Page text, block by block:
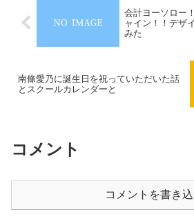
会計ヨーソロー
ャイン！！デザ
みた
南條愛乃に誕生日を祝っていただいた話
とスクールカレンダーと
コメント
コメントを書き